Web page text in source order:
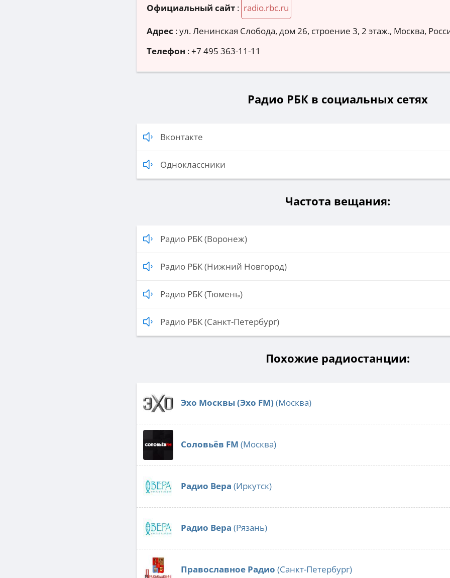
Официальный сайт : radio.rbc.ru
Адрес :ул. Ленинская Слобода, дом 26, строение 3, 2 этаж., Москва,
Телефон :+7 495 363-11-11
Радио РБК в социальных сетях
Вконтакте
Одноклассники
Частота вещания:
Радио РБК (Воронеж)
Радио РБК (Нижний Новгород)
Радио РБК (Тюмень)
Радио РБК (Санкт-Петербург)
Похожие радиостанции:
Эхо Москвы (Эхо FM) (Москва)
Соловьёв FM (Москва)
Радио Вера (Иркутск)
Радио Вера (Рязань)
Православное Радио (Санкт-Петербург)